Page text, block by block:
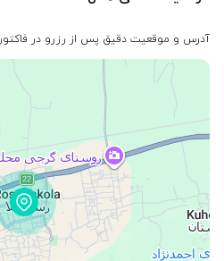
آدرس و موقعیت دقیق پس از رزرو در